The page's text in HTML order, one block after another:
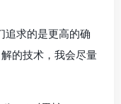
追求的是更高的确
的技术，我会尽量